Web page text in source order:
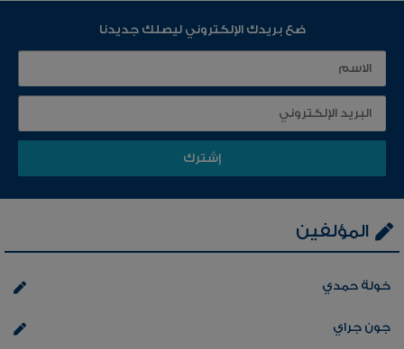
ضع بريدك الإلكتروني ليصلك جديدنا
المؤلفين
خولة حمدي
جون جراي